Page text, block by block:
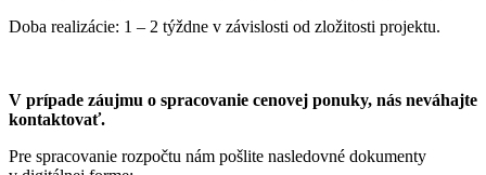
Doba realizácie: 1 – 2 týždne v závislosti od zložitosti projektu.
V prípade záujmu o spracovanie cenovej ponuky, nás neváhajte
kontaktovať.
Pre spracovanie rozpočtu nám pošlite nasledovné dokumenty